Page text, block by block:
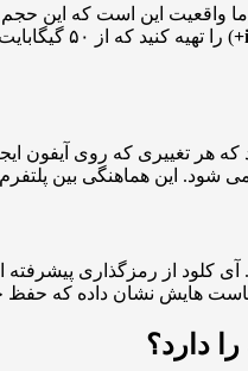
رایگان می دهد. اما واقعیت
) را تهیه
هر تغییری که روی آیفون
شود. این هماهنگی بین
کلود از رمزگذاری
سیاست هایش نشان داده که
دارد؟